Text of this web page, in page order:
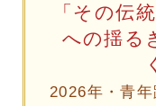
「その伝
への揺る
2026年・青